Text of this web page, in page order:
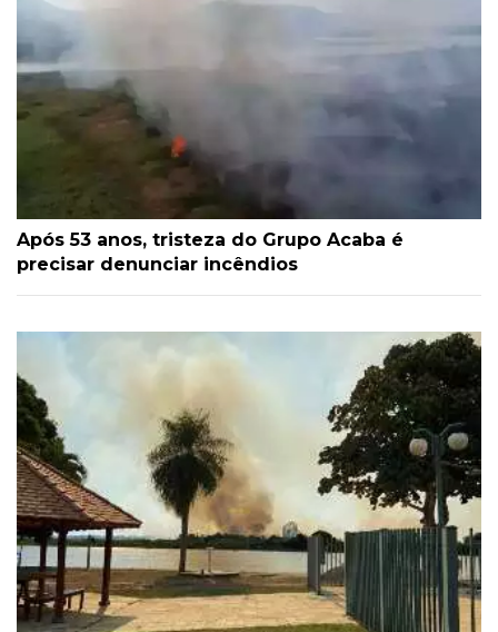
Após 53 anos, tristeza do Grupo Acaba é
precisar denunciar incêndios